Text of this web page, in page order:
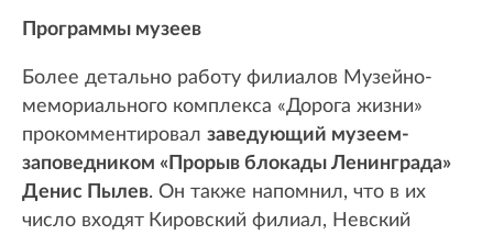
Программы музеев
Более детально работу филиалов Музейно-
мемориального комплекса «Дорога жизни»
прокомментировал заведующий музеем-
заповедником «Прорыв блокады Ленинграда»
Денис Пылев. Он также напомнил, что в их
число входят Кировский филиал, Невский